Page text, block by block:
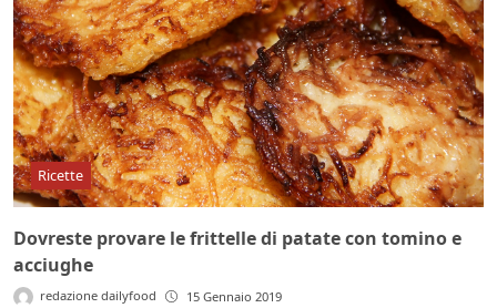
Ricette
Dovreste provare le frittelle di patate con tomino e
acciughe
redazione dailyfood 15 Gennaio 2019